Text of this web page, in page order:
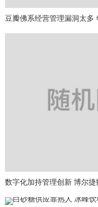
豆瓣佛系经营管理漏洞太多
数字化加持管理创新 博尔